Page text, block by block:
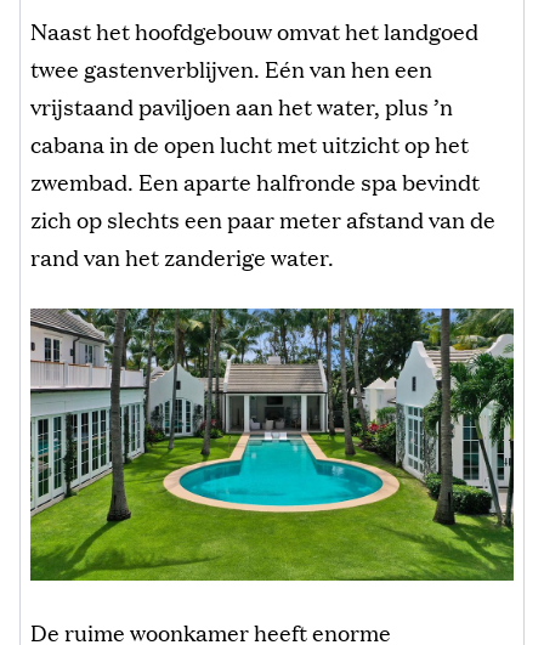
Naast het hoofdgebouw omvat het landgoed
twee gastenverblijven. Eén van hen een
vrijstaand paviljoen aan het water, plus ’n
cabana in de open lucht met uitzicht op het
zwembad. Een aparte halfronde spa bevindt
zich op slechts een paar meter afstand van de
rand van het zanderige water.
De ruime woonkamer heeft enorme